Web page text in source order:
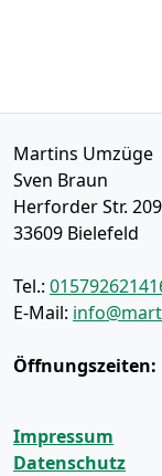
Martins Umzüge
Sven Braun
Herforder Str. 209
33609 Bielefeld
Tel.:
E-Mail:
Öffnungszeiten:
Impressum
Datenschutz